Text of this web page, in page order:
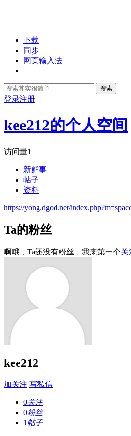
下载
同步
网页输入法
搜索
登录注册
kee212的个人空间
访问量1
新鲜事
帖子
资料
https://yong.dgod.net/
Ta的粉丝
啊哦，Ta还没有粉丝，我来第一个关
kee212
加关注 写私信
0关注
0粉丝
1 帖子